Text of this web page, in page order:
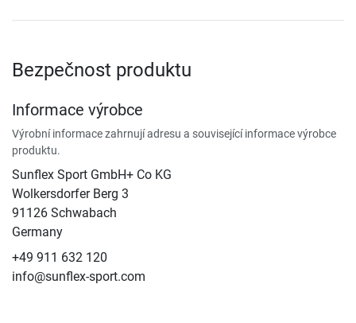
Bezpečnost produktu
Informace výrobce
Výrobní informace zahrnují adresu a související informace výrobce
produktu.
Sunflex Sport GmbH+ Co KG
Wolkersdorfer Berg 3
91126 Schwabach
Germany
+49 911 632 120
info@sunflex-sport.com